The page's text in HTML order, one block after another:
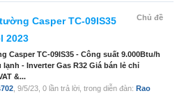
Chủ đề
Casper TC-09IS35
2023
Casper TC-09IS35 - Công suất 9.000Btu/h
lạnh - Inverter Gas R32 Giá bán lẻ chỉ
&...
9/5/23 , 0 lần trả lời, trong diễn đàn: Rao